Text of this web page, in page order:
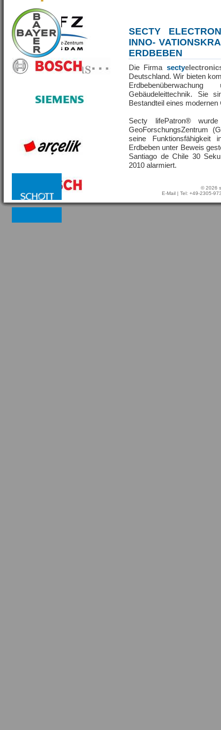
SECTY
INNO-
ERDBEBEN
Die Firma secty
Deutschland. Wir bieten
Gebäudeleittechnik. Sie
Bestandteil eines
Secty lifePatron®
GeoForschungsZentrum
seine Funktionsfähigkeit
Erdbeben unter Beweis
Santiago de Chile 30
2010 alarmiert.
© 2026
E-Mail | Tel: +49-2305-